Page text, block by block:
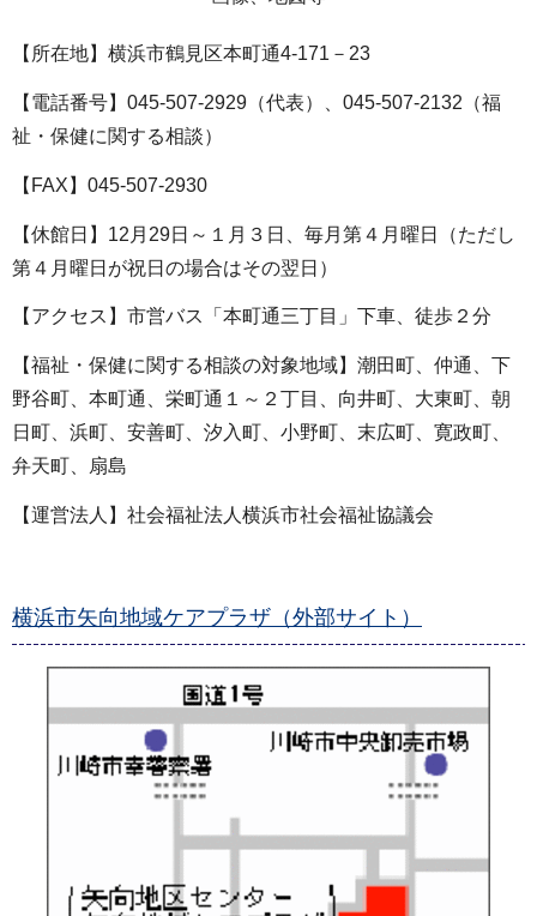
【所在地】横浜市鶴見区本町通4-171－23
【電話番号】045-507-2929（代表）、045-507-2132（福
祉・保健に関する相談）
【FAX】045-507-2930
【休館日】12月29日～１月３日、毎月第４月曜日（ただし
第４月曜日が祝日の場合はその翌日）
【アクセス】市営バス「本町通三丁目」下車、徒歩２分
【福祉・保健に関する相談の対象地域】潮田町、仲通、下
野谷町、本町通、栄町通１～２丁目、向井町、大東町、朝
日町、浜町、安善町、汐入町、小野町、末広町、寛政町、
弁天町、扇島
【運営法人】社会福祉法人横浜市社会福祉協議会
横浜市矢向地域ケアプラザ（外部サイト）